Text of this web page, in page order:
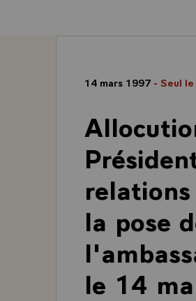
14 mars 1997 - Seul
la pose
le 14